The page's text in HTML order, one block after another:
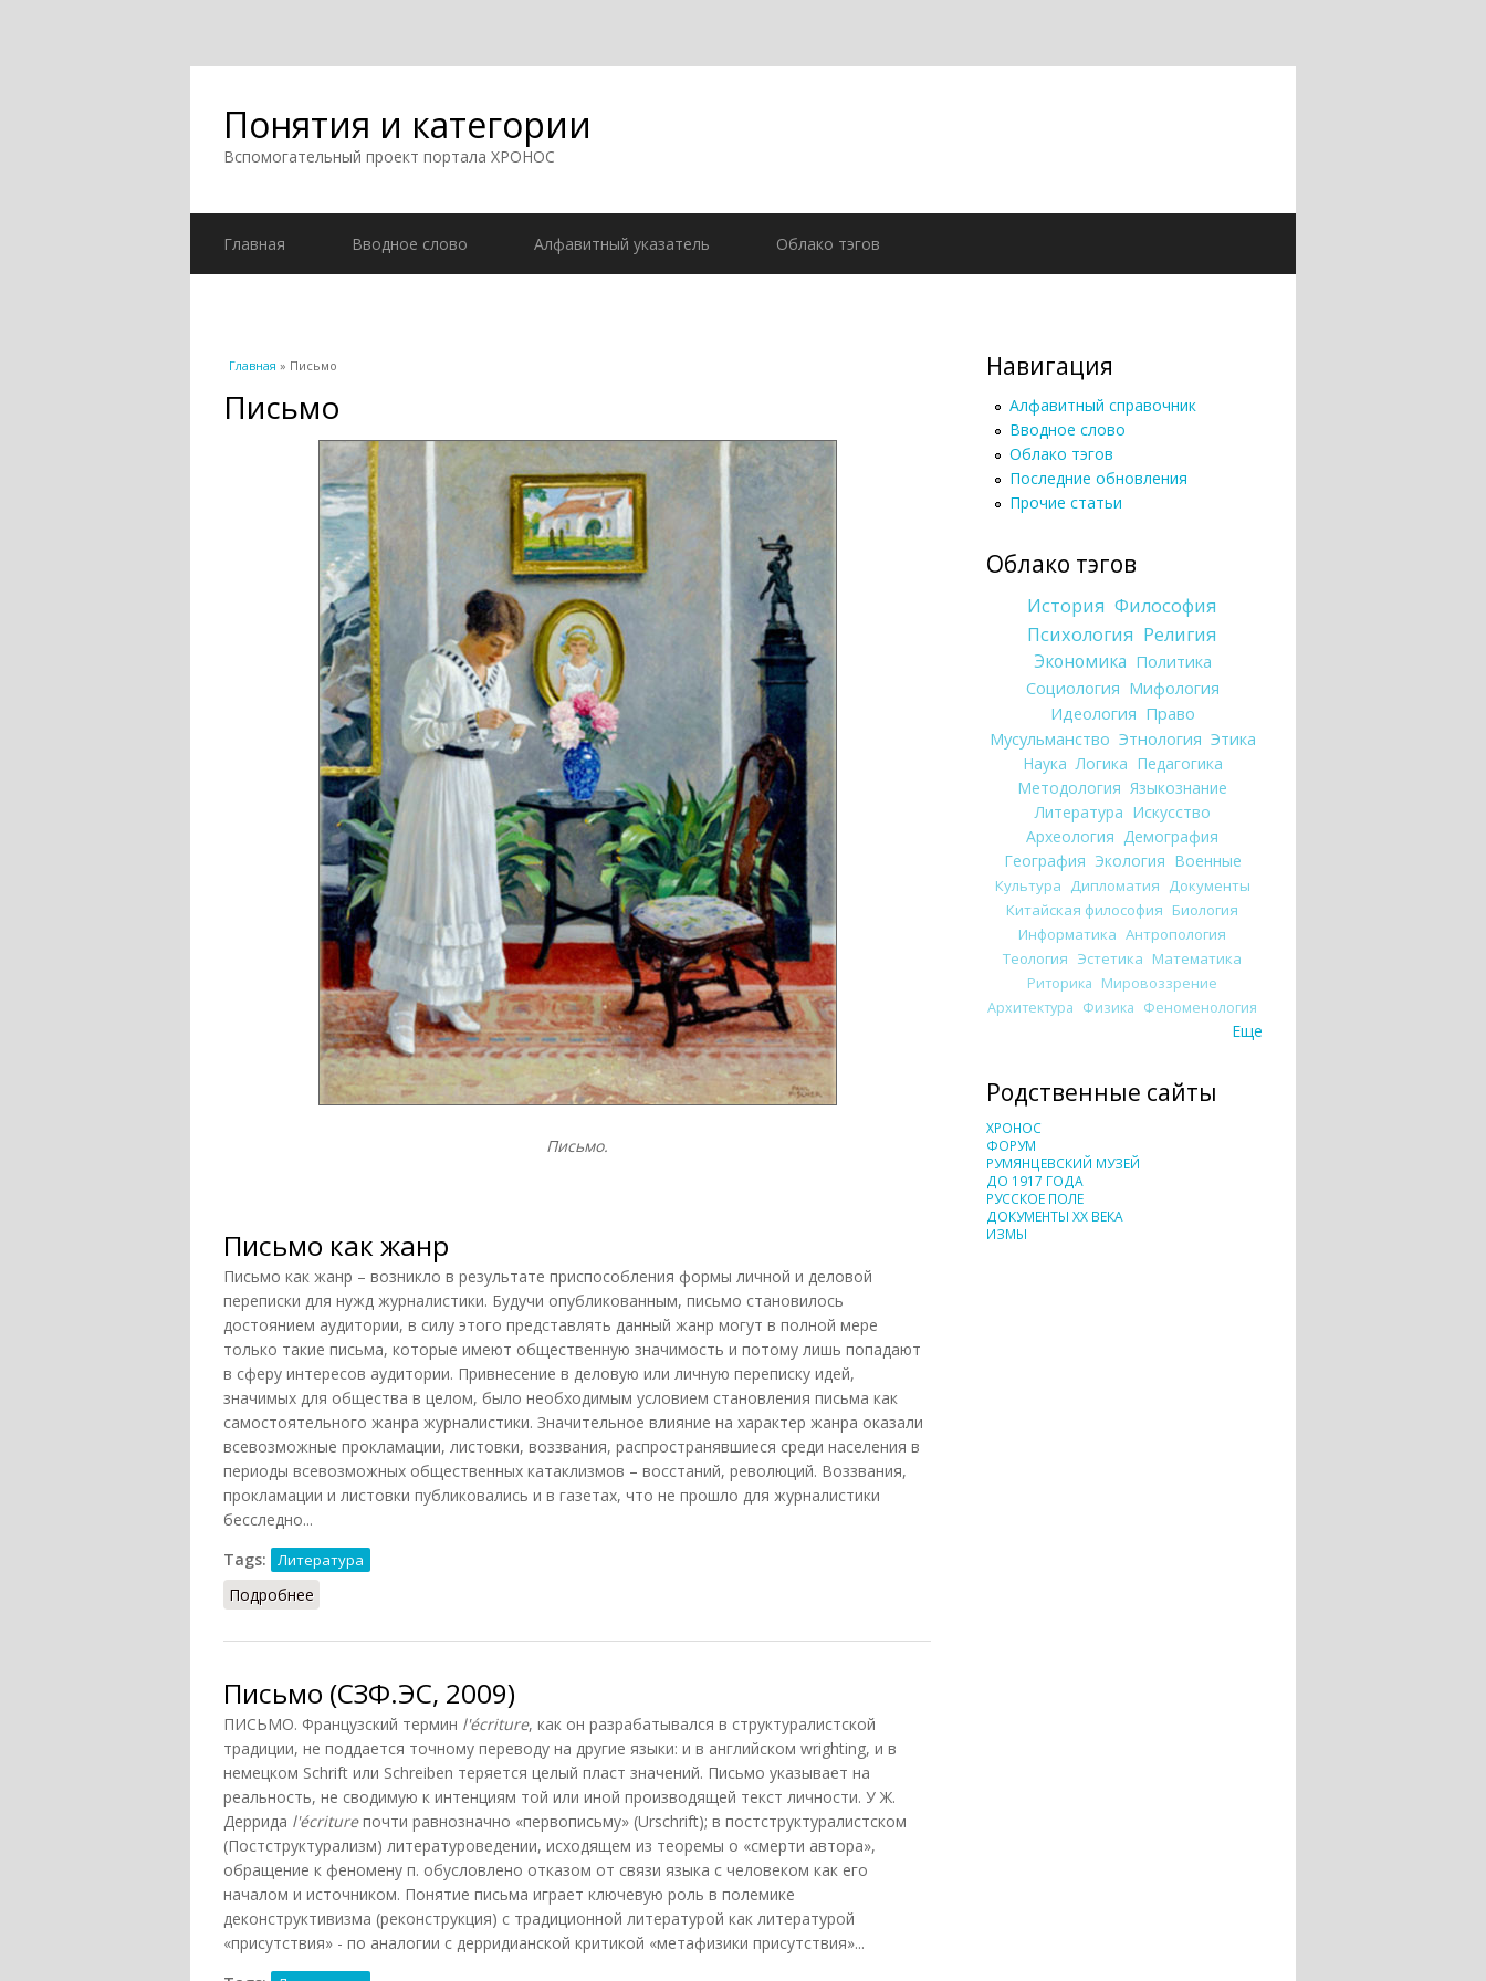
Понятия и категории
Вспомогательный проект портала ХРОНОС
Главная Вводное слово Алфавитный указатель Облако тэгов
Вы здесь
Главная » Письмо
Письмо
Письмо.
Письмо как жанр
Письмо как жанр – возникло в результате приспособления формы личной и деловой
переписки для нужд журналистики. Будучи опубликованным, письмо становилось
достоянием аудитории, в силу этого представлять данный жанр могут в полной мере
только такие письма, которые имеют общественную значимость и потому лишь попадают
в сферу интересов аудитории. Привнесение в деловую или личную переписку идей,
значимых для общества в целом, было необходимым условием становления письма как
самостоятельного жанра журналистики. Значительное влияние на характер жанра оказали
всевозможные прокламации, листовки, воззвания, распространявшиеся среди населения в
периоды всевозможных общественных катаклизмов – восстаний, революций. Воззвания,
прокламации и листовки публиковались и в газетах, что не прошло для журналистики
бесследно...
Tags:
Литература
Подробнее
Письмо (СЗФ.ЭС, 2009)
ПИСЬМО. Французский термин l'écriture, как он разрабатывался в структуралистской
традиции, не поддается точному переводу на другие языки: и в английском wrighting, и в
немецком Schrift или Schreiben теряется целый пласт значений. Письмо указывает на
реальность, не сводимую к интенциям той или иной производящей текст личности. У Ж.
Деррида l'écritureпочти равнозначно «первописьму» (Urschrift); в постструктуралистском
(Постструктурализм) литературоведении, исходящем из теоремы о «смерти автора»,
обращение к феномену п. обусловлено отказом от связи языка с человеком как его
началом и источником. Понятие письма играет ключевую роль в полемике
деконструктивизма (реконструкция) с традиционной литературой как литературой
«присутствия» - по аналогии с дерридианской критикой «метафизики присутствия»...
Навигация
Алфавитный справочник
Вводное слово
Облако тэгов
Последние обновления
Прочие статьи
Облако тэгов
История Философия
Психология Религия
Экономика Политика
Социология Мифология
Идеология Право
Мусульманство Этнология Этика
Наука Логика Педагогика
Методология Языкознание
Литература Искусство
Археология Демография
География Экология Военные
Культура Дипломатия Документы
Китайская философия Биология
Информатика Антропология
Теология Эстетика Математика
Риторика Мировоззрение
Архитектура Физика Феноменология
Еще
Родственные сайты
ХРОНОС
ФОРУМ
РУМЯНЦЕВСКИЙ МУЗЕЙ
ДО 1917 ГОДА
РУССКОЕ ПОЛЕ
ДОКУМЕНТЫ XX ВЕКА
ИЗМЫ